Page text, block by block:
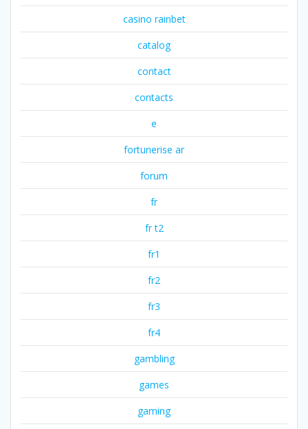
casino rainbet
catalog
contact
contacts
e
fortunerise ar
forum
fr
fr t2
fr1
fr2
fr3
fr4
gambling
games
gaming